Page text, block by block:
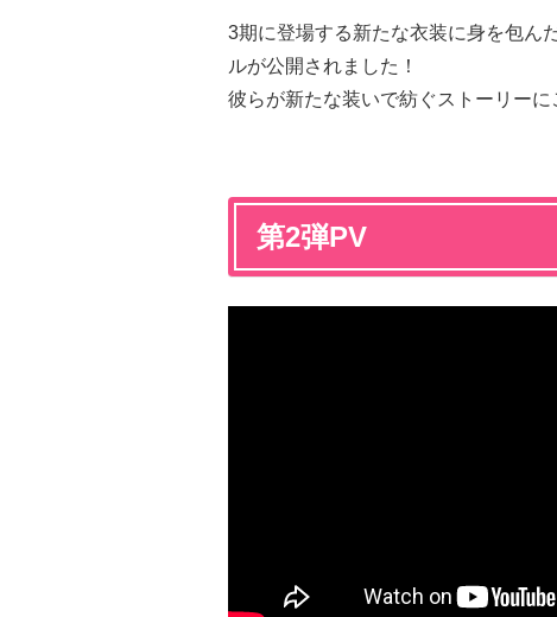
3期に登場する新たな衣装に身を包ん
ルが公開されました！
彼らが新たな装いで紡ぐストーリーに
第2弾PV